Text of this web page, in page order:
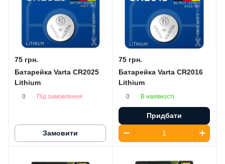
75 грн.
Батарейка Varta CR2025
Lithium
0 Під замовлення
Замовити
75 грн.
Батарейка Varta CR2016
Lithium
0 В наявності
Придбати